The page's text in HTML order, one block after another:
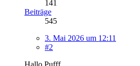
141
Beiträge
545
3. Mai 2026 um 12:11
#2
Hallo Pufff,